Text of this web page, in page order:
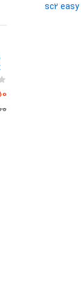
بخارشوی کرشر مدل sc2 easy